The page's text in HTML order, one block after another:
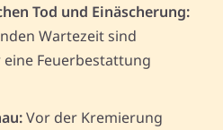
Tod und Einäscherung:
Wartezeit sind
Feuerbestattung
Vor der Kremierung